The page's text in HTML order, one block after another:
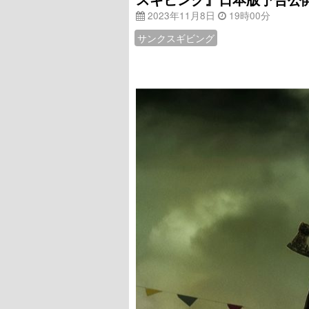
2023年11月8日
19時00分
サンクスギビング